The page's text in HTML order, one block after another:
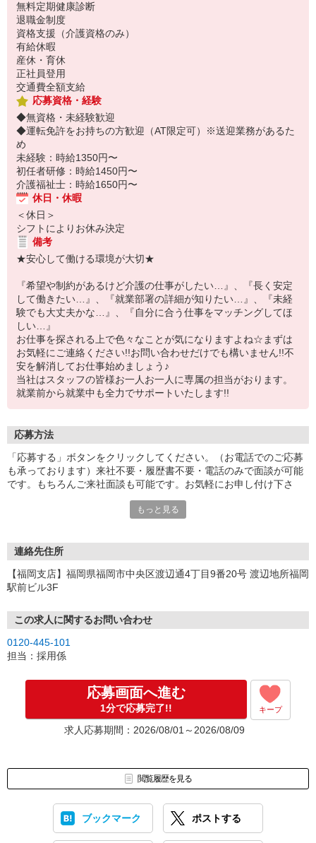
無料定期健康診断
退職金制度
資格支援（介護資格のみ）
有給休暇
産休・育休
正社員登用
交通費全額支給
応募資格・経験
◆無資格・未経験歓迎
◆運転免許をお持ちの方歓迎（AT限定可）※送迎業務があるた
め
未経験：時給1350円〜
初任者研修：時給1450円〜
介護福祉士：時給1650円〜
休日・休暇
＜休日＞
シフトによりお休み決定
備考
★安心して働ける環境が大切★
『希望や制約があるけど介護の仕事がしたい…』、『長く安定
して働きたい…』、『就業部署の詳細が知りたい…』、『未経
験でも大丈夫かな…』、『自分に合う仕事をマッチングしてほ
しい…』
お仕事を探される上で色々なことが気になりますよね☆まずは
お気軽にご連絡ください!!お問い合わせだけでも構いません!!不
安を解消してお仕事始めましょう♪
当社はスタッフの皆様お一人お一人に専属の担当がおります。
就業前から就業中も全力でサポートいたします!!
応募方法
「応募する」ボタンをクリックしてください。（お電話でのご応募
も承っております）来社不要・履歴書不要・電話のみで面談が可能
です。もちろんご来社面談も可能です。お気軽にお申し付け下さ
もっと見る
連絡先住所
【福岡支店】福岡県福岡市中央区渡辺通4丁目9番20号 渡辺地所福岡
駅前ビル3F
この求人に関するお問い合わせ
0120-445-101
担当：採用係
応募画面へ進む
1分で応募完了!! キープ
求人応募期間：2026/08/01～2026/08/09
閲覧履歴を見る
ブックマーク ポストする